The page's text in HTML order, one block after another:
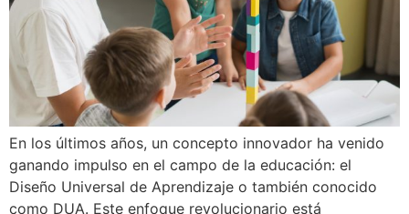
En los últimos años, un concepto innovador ha venido
ganando impulso en el campo de la educación: el
Diseño Universal de Aprendizaje o también conocido
como DUA. Este enfoque revolucionario está